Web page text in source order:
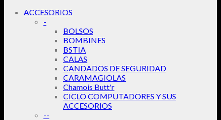
ACCESORIOS
-
BOLSOS
BOMBINES
BSTIA
CALAS
CANDADOS DE SEGURIDAD
CARAMAGIOLAS
Chamois Butt'r
CICLO COMPUTADORES Y SUS
ACCESORIOS
--